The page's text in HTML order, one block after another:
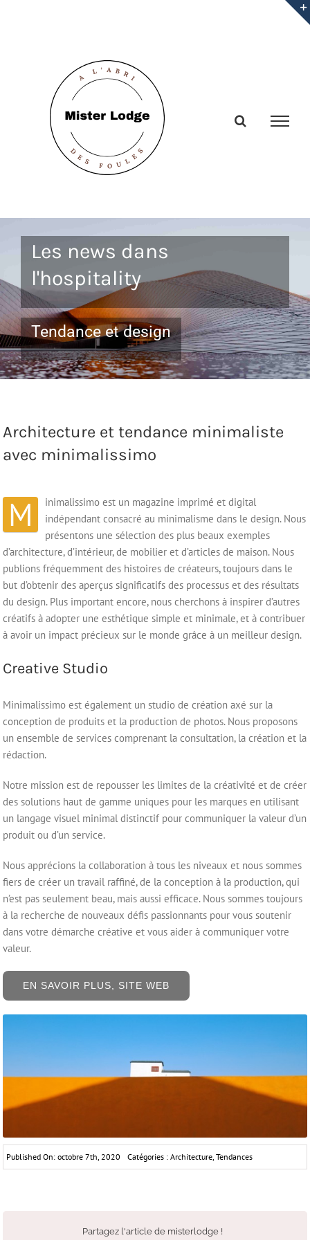
Les news dans
l'hospitality
Tendance et design
Architecture et tendance minimaliste
avec minimalissimo
M
inimalissimo est un magazine imprimé et digital
indépendant consacré au minimalisme dans le design. Nous
présentons une sélection des plus beaux exemples
d’architecture, d’intérieur, de mobilier et d’articles de maison. Nous
publions fréquemment des histoires de créateurs, toujours dans le
but d’obtenir des aperçus significatifs des processus et des résultats
du design. Plus important encore, nous cherchons à inspirer d’autres
créatifs à adopter une esthétique simple et minimale, et à contribuer
à avoir un impact précieux sur le monde grâce à un meilleur design.
Creative Studio
Minimalissimo est également un studio de création axé sur la
conception de produits et la production de photos. Nous proposons
un ensemble de services comprenant la consultation, la création et la
rédaction.
Notre mission est de repousser les limites de la créativité et de créer
des solutions haut de gamme uniques pour les marques en utilisant
un langage visuel minimal distinctif pour communiquer la valeur d’un
produit ou d’un service.
Nous apprécions la collaboration à tous les niveaux et nous sommes
fiers de créer un travail raffiné, de la conception à la production, qui
n’est pas seulement beau, mais aussi efficace. Nous sommes toujours
à la recherche de nouveaux défis passionnants pour vous soutenir
dans votre démarche créative et vous aider à communiquer votre
valeur.
EN SAVOIR PLUS, SITE WEB
Published On: octobre 7th, 2020 Catégories :Architecture,Tendances
Partagez l'article de misterlodge !